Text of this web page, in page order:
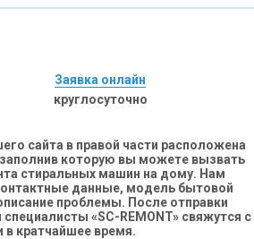
Заявка онлайн
круглосуточно
сайта в правой части расположена
заполнив которую вы можете вызвать
стиральных машин на дому. Нам
данные, модель бытовой
проблемы. После отправки
«SC-REMONT» свяжутся с
в кратчайшее время.